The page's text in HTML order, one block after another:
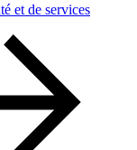
et de services